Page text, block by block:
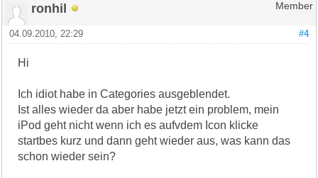
ronhil Member
#4
04.09.2010, 22:29
Hi
Ich idiot habe in Categories ausgeblendet.
Ist alles wieder da aber habe jetzt ein problem, mein
iPod geht nicht wenn ich es aufvdem Icon klicke
startbes kurz und dann geht wieder aus, was kann das
schon wieder sein?